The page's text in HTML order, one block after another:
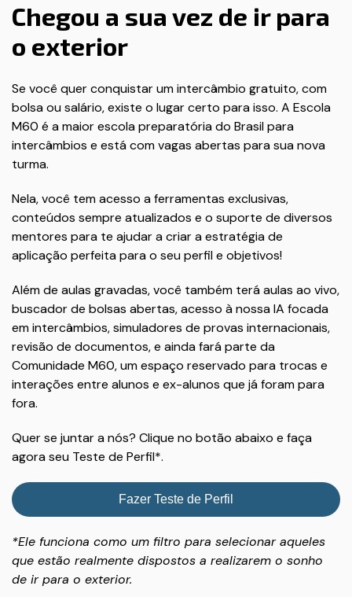
Chegou a sua vez de ir para
o exterior
Se você quer conquistar um intercâmbio gratuito, com
bolsa ou salário, existe o lugar certo para isso. A Escola
M60 é a maior escola preparatória do Brasil para
intercâmbios e está com vagas abertas para sua nova
turma.
Nela, você tem acesso a ferramentas exclusivas,
conteúdos sempre atualizados e o suporte de diversos
mentores para te ajudar a criar a estratégia de
aplicação perfeita para o seu perfil e objetivos!
Além de aulas gravadas, você também terá aulas ao vivo,
buscador de bolsas abertas, acesso à nossa IA focada
em intercâmbios, simuladores de provas internacionais,
revisão de documentos, e ainda fará parte da
Comunidade M60, um espaço reservado para trocas e
interações entre alunos e ex-alunos que já foram para
fora.
Quer se juntar a nós? Clique no botão abaixo e faça
agora seu Teste de Perfil*.
Fazer Teste de Perfil
*Ele funciona como um filtro para selecionar aqueles
que estão realmente dispostos a realizarem o sonho
de ir para o exterior.